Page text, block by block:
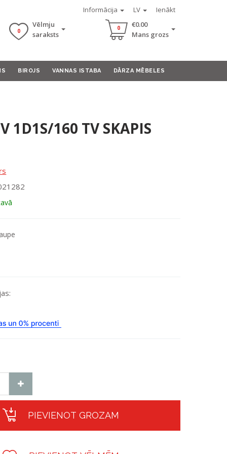
Informācija LV Ienākt
0
Vēlmju
saraksts
0
€0.00
Mans grozs
BIROJS VANNAS ISTABA DĀRZA MĒBELES
1D1S/160 TV SKAPIS
PIEVIENOT GROZAM